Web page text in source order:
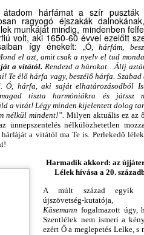
hárfámat a szír
ragyogó éjszakák
munkáját mindig, mindenben
volt, aki 1650-60 évvel ezelőtt
így énekelt:„Ó, hárfám,
el azt, amit csak a nyelv el tud
a vitától. Rendezd a húrokat…Állj
Te élő hárfa vagy, beszélő hárfa.
Ó, hárfa, aki saját elhatározásodból
tiszta harmóniákra és játssz
a vitát! Légy minden kijelentett dolog
nélkül mindent!”. Milyen aktuális ez az
ünnepszentelés nélkülözhetetlen
a vitától ma Te is. Perlekedő
Harmadik akkord: az
Lélek hívása a 20.
A múlt század egyik
újszövetség-kutatója,
Käsemann fogalmazott úgy,
Szentlélek nem ismeri a
ezért Ő a meglepetés Lelke,
A FORRÓ NAPOKBAN IS
TANULHATUNK VALAMIT…
KÜTYÜMENTES NYÁRI
NAPIREND ANALÓG
SZABADSÁGBAN
Kütyümentes napirend
Emberlétünk legnagyobb
adománya Isten és a páratlan
lehetőség: beszélhetünk Hozzá, s
meghallhatjuk beszédét hozzánk.
Különösképpen is nagy segítség a
klímaváltozás okozta forróságban
katasztrófa-, és pánik
újságírástól, médiától, a
politikumtól túlzsúfolt és gyakran
túldramatizált álhírzuhatagoktól
Mesterséges Intelligenciáról
gyermekeknek
SZÜLETÉSNAPI KÖSZÖNTŐ
KÖSZÖNTŐ
SOK KÁRPÁT-HAZAI
MÓZES-HEGY SZENTSÉG-ILLATÁT
Klaudia! Két világrajövetelt éltél